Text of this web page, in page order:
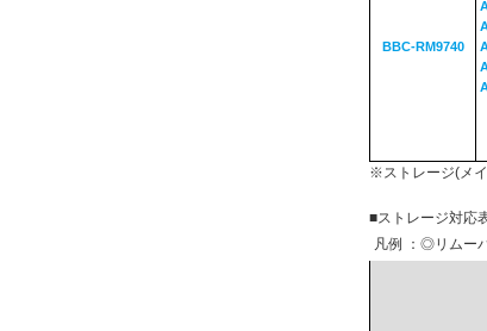
BBC-RM9740
※ストレージ(メ
■ストレージ対応
凡例 ：◎リムー